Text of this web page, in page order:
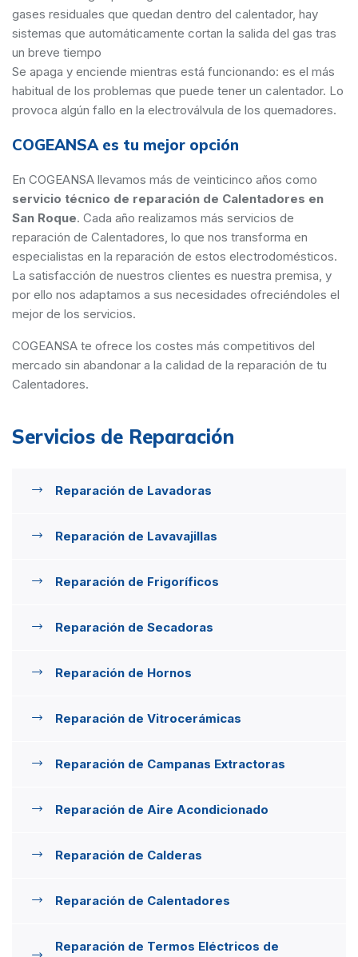
gases residuales que quedan dentro del calentador, hay
sistemas que automáticamente cortan la salida del gas tras
un breve tiempo
Se apaga y enciende mientras está funcionando: es el más
habitual de los problemas que puede tener un calentador. Lo
provoca algún fallo en la electroválvula de los quemadores.
COGEANSA es tu mejor opción
En COGEANSA llevamos más de veinticinco años como
servicio técnico de reparación de Calentadores en
San Roque. Cada año realizamos más servicios de
reparación de Calentadores, lo que nos transforma en
especialistas en la reparación de estos electrodomésticos.
La satisfacción de nuestros clientes es nuestra premisa, y
por ello nos adaptamos a sus necesidades ofreciéndoles el
mejor de los servicios.
COGEANSA te ofrece los costes más competitivos del
mercado sin abandonar a la calidad de la reparación de tu
Calentadores.
Servicios de Reparación
Reparación de Lavadoras
Reparación de Lavavajillas
Reparación de Frigoríficos
Reparación de Secadoras
Reparación de Hornos
Reparación de Vitrocerámicas
Reparación de Campanas Extractoras
Reparación de Aire Acondicionado
Reparación de Calderas
Reparación de Calentadores
Reparación de Termos Eléctricos de